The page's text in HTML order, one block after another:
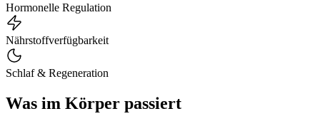
Hormonelle Regulation
Nährstoff­verfügbarkeit
Schlaf & Regeneration
Was im Körper passiert